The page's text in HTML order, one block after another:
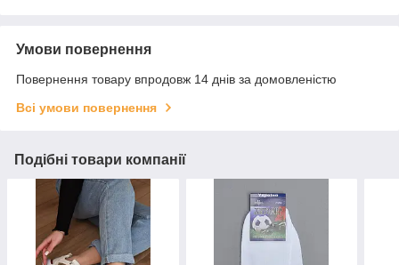
Умови повернення
Повернення товару впродовж 14 днів за домовленістю
Всі умови повернення
Подібні товари компанії